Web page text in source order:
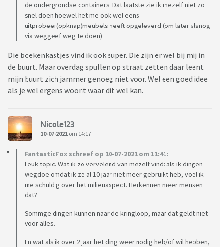
de ondergrondse containers. Dat laatste zie ik mezelf niet zo
snel doen hoewel het me ook wel eens
uitprobeer(opknap)meubels heeft opgeleverd (om later alsnog
via weggeef weg te doen)
Die boekenkastjes vind ik ook super. Die zijn er wel bij mij in
de buurt. Maar overdag spullen op straat zetten daar leent
mijn buurt zich jammer genoeg niet voor. Wel een goed idee
als je wel ergens woont waar dit wel kan.
Nicole123
10-07-2021 om 14:17
FantasticFox schreef op 10-07-2021 om 11:41:
Leuk topic. Wat ik zo vervelend van mezelf vind: als ik dingen
wegdoe omdat ik ze al 10 jaar niet meer gebruikt heb, voel ik
me schuldig over het milieuaspect. Herkennen meer mensen
dat?
Sommge dingen kunnen naar de kringloop, maar dat geldt niet
voor alles.
En wat als ik over 2 jaar het ding weer nodig heb/of wil hebben,